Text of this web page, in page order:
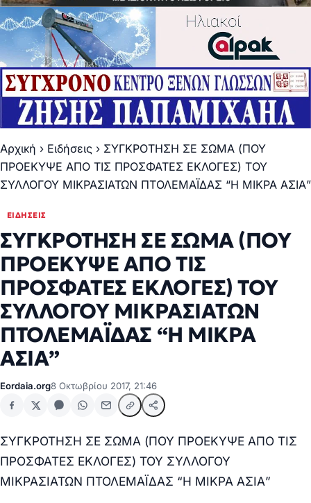
Αρχική › Ειδήσεις › ΣΥΓΚΡΟΤΗΣΗ ΣΕ ΣΩΜΑ (ΠΟΥ
ΠΡΟΕΚΥΨΕ ΑΠΟ ΤΙΣ ΠΡΟΣΦΑΤΕΣ ΕΚΛΟΓΕΣ) ΤΟΥ
ΣΥΛΛΟΓΟΥ ΜΙΚΡΑΣΙΑΤΩΝ ΠΤΟΛΕΜΑΪΔΑΣ “Η ΜΙΚΡΑ ΑΣΙΑ”
ΕΙΔΉΣΕΙΣ
ΣΥΓΚΡΟΤΗΣΗ ΣΕ ΣΩΜΑ (ΠΟΥ
ΠΡΟΕΚΥΨΕ ΑΠΟ ΤΙΣ
ΠΡΟΣΦΑΤΕΣ ΕΚΛΟΓΕΣ) ΤΟΥ
ΣΥΛΛΟΓΟΥ ΜΙΚΡΑΣΙΑΤΩΝ
ΠΤΟΛΕΜΑΪΔΑΣ “Η ΜΙΚΡΑ
ΑΣΙΑ”
Eordaia.org8 Οκτωβρίου 2017, 21:46
ΣΥΓΚΡΟΤΗΣΗ ΣΕ ΣΩΜΑ (ΠΟΥ ΠΡΟΕΚΥΨΕ ΑΠΟ ΤΙΣ
ΠΡΟΣΦΑΤΕΣ ΕΚΛΟΓΕΣ) ΤΟΥ ΣΥΛΛΟΓΟΥ
ΜΙΚΡΑΣΙΑΤΩΝ ΠΤΟΛΕΜΑΪΔΑΣ “Η ΜΙΚΡΑ ΑΣΙΑ”